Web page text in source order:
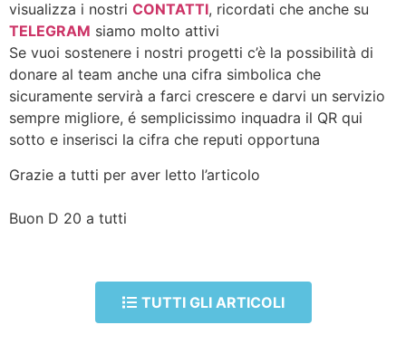
visualizza i nostri CONTATTI, ricordati che anche su
TELEGRAM siamo molto attivi
Se vuoi sostenere i nostri progetti c’è la possibilità di
donare al team anche una cifra simbolica che
sicuramente servirà a farci crescere e darvi un servizio
sempre migliore, é semplicissimo inquadra il QR qui
sotto e inserisci la cifra che reputi opportuna
Grazie a tutti per aver letto l’articolo
Buon D 20 a tutti
TUTTI GLI ARTICOLI